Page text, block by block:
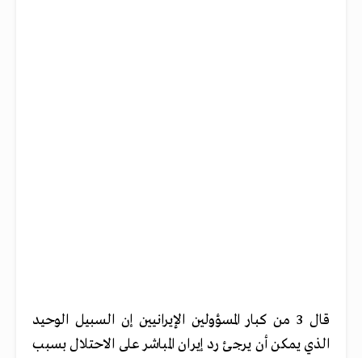
قال 3 من كبار المسؤولين الإيرانيين إن السبيل الوحيد
الذي يمكن أن يرجئ رد إيران المباشر على الاحتلال بسبب